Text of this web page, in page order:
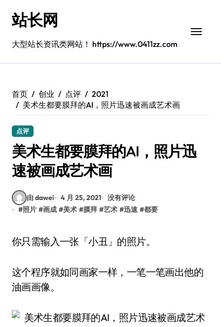
站长网
大型站长资讯类网站！ https://www.0411zz.com
首页 创业 点评
2021
美术生都要膜拜的AI，照片迅速被画成艺术画
点评
美术生都要膜拜的AI，照片迅
速被画成艺术画
由 dawei 4 月 25, 2021
没有评论
#照片 #画成 #美术 #膜拜 #艺术 #迅速 #都要
你只需输入一张「小丑」的照片。
这个程序就如同画家一样，一笔一笔画出他的
油画画像。